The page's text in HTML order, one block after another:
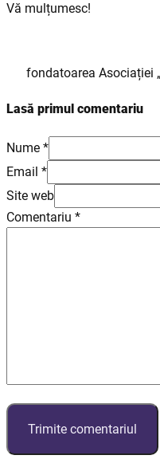
Vă mulțumesc!
fondatoarea Asociației
Lasă primul comentariu
Nume *
Email *
Site web
Comentariu *